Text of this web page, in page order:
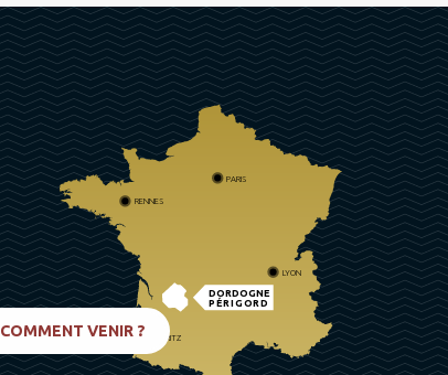
DORDOGNE
PÉRIGORD
PARIS
RENNES
LYON
BIARRITZ
COMMENT VENIR ?